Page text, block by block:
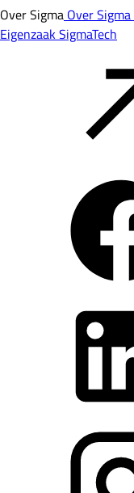
Over Sigma Over Sigma
EigenzaakSigmaTech